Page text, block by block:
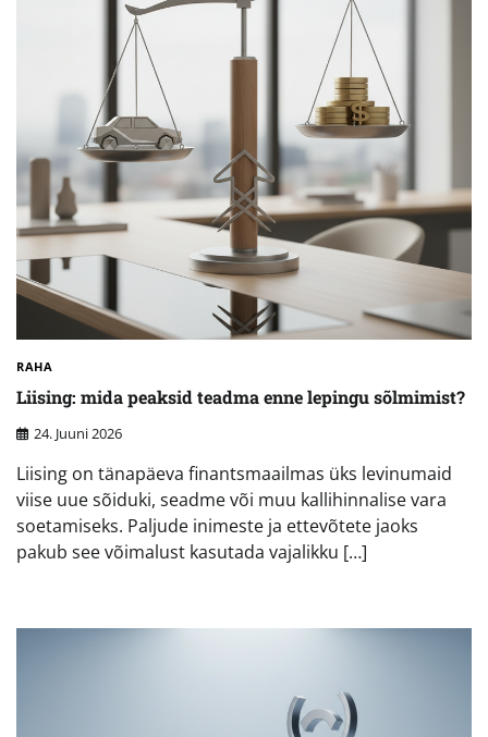
RAHA
Liising: mida peaksid teadma enne lepingu sõlmimist?
24. Juuni 2026
Liising on tänapäeva finantsmaailmas üks levinumaid
viise uue sõiduki, seadme või muu kallihinnalise vara
soetamiseks. Paljude inimeste ja ettevõtete jaoks
pakub see võimalust kasutada vajalikku […]